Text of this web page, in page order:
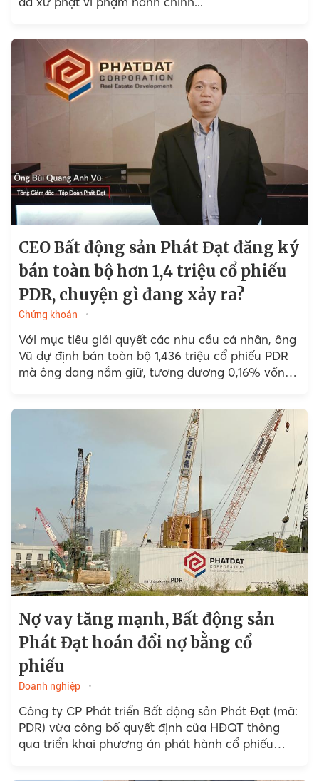
CEO Bất động sản Phát Đạt đăng ký
bán toàn bộ hơn 1,4 triệu cổ phiếu
PDR, chuyện gì đang xảy ra?
Chứng khoán
Với mục tiêu giải quyết các nhu cầu cá nhân, ông
Vũ dự định bán toàn bộ 1,436 triệu cổ phiếu PDR
mà ông đang nắm giữ, tương đương 0,16% vốn
Nợ vay tăng mạnh, Bất động sản
Phát Đạt hoán đổi nợ bằng cổ
phiếu
Doanh nghiệp
Công ty CP Phát triển Bất động sản Phát Đạt (mã:
PDR) vừa công bố quyết định của HĐQT thông
qua triển khai phương án phát hành cổ phiếu